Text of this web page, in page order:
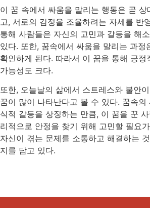
이 꿈 속에서 싸움을 말리는 행동은 곧
고, 서로의 감정을 조율하려는 자세를 반
통해 사람들은 자신의 고민과 갈등을 해
있다. 또한, 꿈속에서 싸움을 말리는 과정
확인하게 된다. 따라서 이 꿈을 통해 긍정
가능성도 크다.
또한, 오늘날의 삶에서 스트레스와 불안
꿈이 많이 나타난다고 볼 수 있다. 꿈속의
식적 갈등을 상징하는 만큼, 이 꿈을 꾼
리적으로 안정을 찾기 위해 고민할 필요
자신이 겪는 문제를 소통하고 해결하는
지를 담고 있다.